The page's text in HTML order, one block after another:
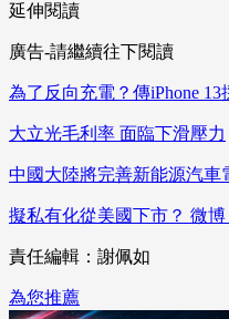
延伸閱讀
廣告-請繼續往下閱讀
為了反向充電？傳iPhone
大立光毛利率 面臨下滑壓力
中國大陸將完善新能源汽車
擬私有化從美國下市？ 微
責任編輯：謝佩如
為您推薦